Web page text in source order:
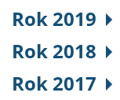
Rok 2019
Rok 2018
Rok 2017